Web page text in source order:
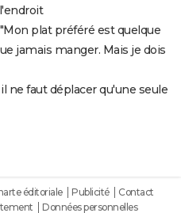
plat préféré est quelque
jamais manger. Mais je dois
ne faut déplacer qu'une seule
éditoriale Publicité
Contact
Données personnelles